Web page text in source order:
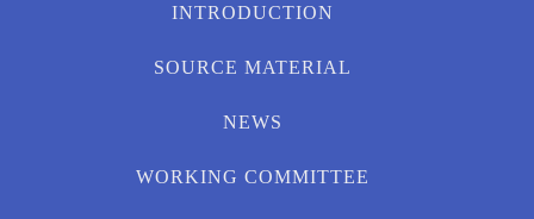
INTRODUCTION
SOURCE MATERIAL
NEWS
WORKING COMMITTEE